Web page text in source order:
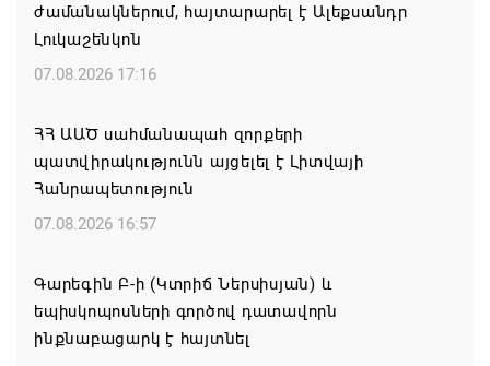
ժամանակներում, հայտարարել է Ալեքսանդր
Լուկաշենկոն
07.08.2026 17:16
ՀՀ ԱԱԾ սահմանապահ զորքերի
պատվիրակությունն այցելել է Լիտվայի
Հանրապետություն
07.08.2026 16:57
Գարեգին Բ-ի (Կտրիճ Ներսիսյան) և
եպիսկոպոսների գործով դատավորն
ինքնաբացարկ է հայտնել